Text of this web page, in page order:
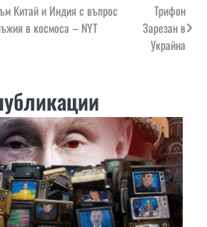
Китай и Индия с въпрос
в космоса – NYT
Трифон
Зарезан в
Украйна